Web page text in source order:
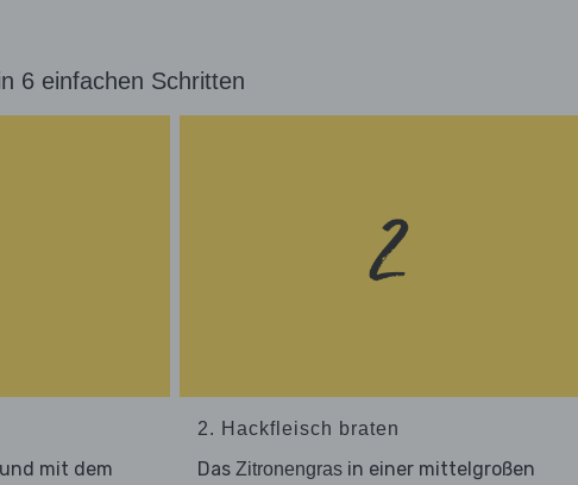
6 einfachen Schritten
mit dem
2. Hackfleisch braten
Das Zitronengrasin einer mittelgroßen